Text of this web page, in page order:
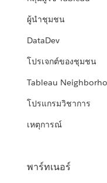
ผู้นำชุมชน
DataDev
โปรเจกต์ของชุมชน
Tableau
โปรแกรมวิชาการ
เหตุการณ์
พาร์ทเนอร์